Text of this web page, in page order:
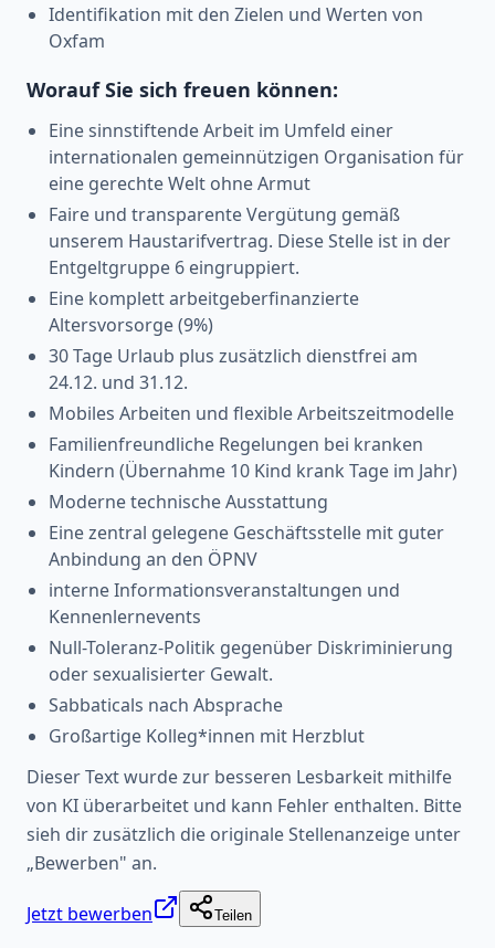
Identifikation mit den Zielen und Werten von
Oxfam
Worauf Sie sich freuen können:
Eine sinnstiftende Arbeit im Umfeld einer
internationalen gemeinnützigen Organisation für
eine gerechte Welt ohne Armut
Faire und transparente Vergütung gemäß
unserem Haustarifvertrag. Diese Stelle ist in der
Entgeltgruppe 6 eingruppiert.
Eine komplett arbeitgeberfinanzierte
Altersvorsorge (9%)
30 Tage Urlaub plus zusätzlich dienstfrei am
24.12. und 31.12.
Mobiles Arbeiten und flexible Arbeitszeitmodelle
Familienfreundliche Regelungen bei kranken
Kindern (Übernahme 10 Kind krank Tage im Jahr)
Moderne technische Ausstattung
Eine zentral gelegene Geschäftsstelle mit guter
Anbindung an den ÖPNV
interne Informationsveranstaltungen und
Kennenlernevents
Null-Toleranz-Politik gegenüber Diskriminierung
oder sexualisierter Gewalt.
Sabbaticals nach Absprache
Großartige Kolleg*innen mit Herzblut
Dieser Text wurde zur besseren Lesbarkeit mithilfe
von KI überarbeitet und kann Fehler enthalten. Bitte
sieh dir zusätzlich die originale Stellenanzeige unter
„Bewerben" an.
Jetzt bewerben Teilen